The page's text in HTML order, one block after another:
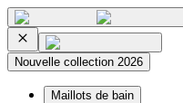
Nouvelle collection 2026
Maillots de bain